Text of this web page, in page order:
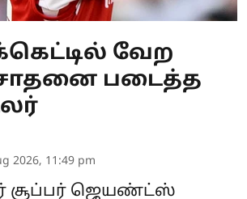
வேற
படைத்த
2026, 11:49 pm
சூப்பர் ஜெயண்ட்ஸ்